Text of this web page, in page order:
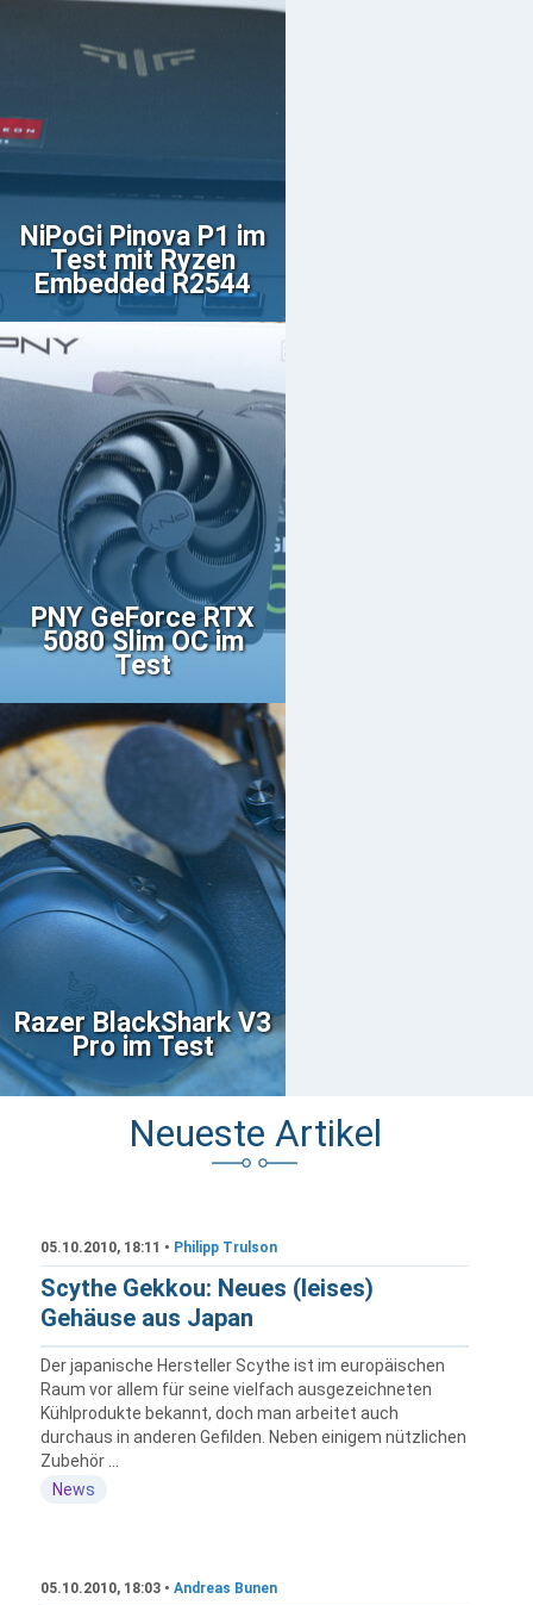
NiPoGi Pinova P1 im
Test mit Ryzen
Embedded R2544
PNY GeForce RTX
5080 Slim OC im
Test
Razer BlackShark V3
Pro im Test
Neueste Artikel
05.10.2010, 18:11 • Philipp Trulson
Scythe Gekkou: Neues (leises)
Gehäuse aus Japan
Der japanische Hersteller Scythe ist im europäischen
Raum vor allem für seine vielfach ausgezeichneten
Kühlprodukte bekannt, doch man arbeitet auch
durchaus in anderen Gefilden. Neben einigem nützlichen
Zubehör ...
News
05.10.2010, 18:03 • Andreas Bunen